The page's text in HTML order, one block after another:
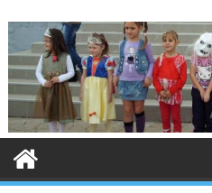
to
content